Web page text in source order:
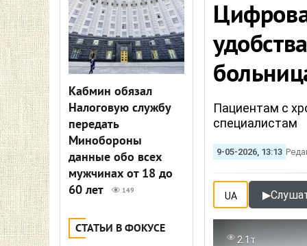
Кабмин обязал
Налоговую службу
передать
Минобороны
данные обо всех
мужчинах от 18 до
60 лет
149
СТАТЬИ В ФОКУСЕ
Пациентам с
специалистам
9-05-2026, 13:13
UA ▶
2.1т